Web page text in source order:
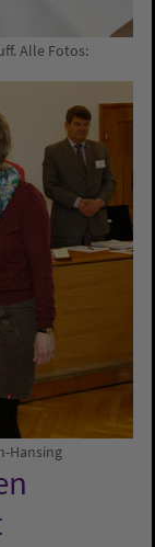
Alle Fotos:
Hansing